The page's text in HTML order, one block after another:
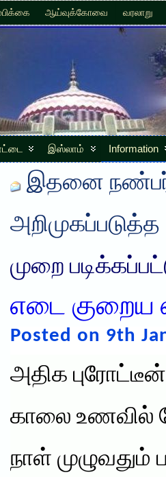
ஆய்வுக்கோவை வரலாறு
இஸ்லாம் Information
இதனை
அறிமுகப்படுத்த
முறை
எடை குறைய
Posted on 9th
அதிக
காலை உணவில்
நாள் முழுவதும்